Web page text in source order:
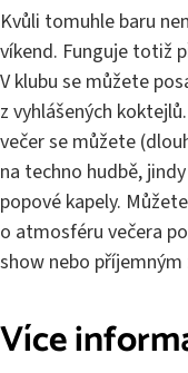
Kvůli tomuhle baru
víkend. Funguje totiž
V klubu se můžete
z vyhlášených
večer se můžete
na techno hudbě,
popové kapely.
o atmosféru večera
show nebo
Více